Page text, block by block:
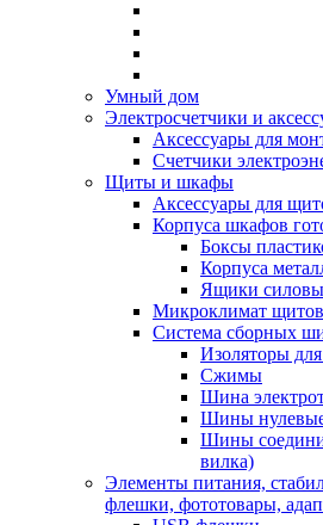
Умный дом
Электросчетчики и
Аксессуары для
Счетчики
Щиты и шкафы
Аксессуары для
Корпуса шкафов
Боксы
Корпуса
Ящики
Микроклимат
Система сборных
Изоляторы
Сжимы
Шина
Шины
Шины
вилка)
Элементы питания,
флешки, фототовары,